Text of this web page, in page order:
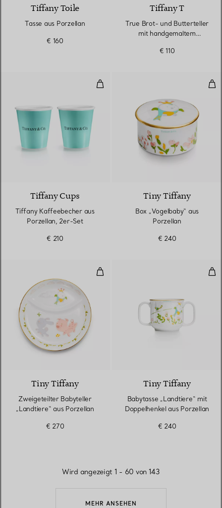
Tiffany Toile
Tasse aus Porzellan
€ 160
Tiffany T
True Brot- und Butterteller
mit handgemaltem
€ 110
Tiffany Kaffeebecher aus
Tiffany Cups
Tiffany Kaffeebecher aus
Porzellan, 2er-Set
€ 210
Tiny Tiffany
Box „Vogelbaby“ aus
Porzellan
€ 240
Zweigeteilter Babyteller
Tiny Tiffany
Zweigeteilter Babyteller
„Landtiere“ aus Porzellan
€ 270
Tiny Tiffany
Babytasse „Landtiere“ mit
Doppelhenkel aus Porzellan
€ 240
MEHR ANSEHEN
Wird angezeigt 1 - 60 von 143